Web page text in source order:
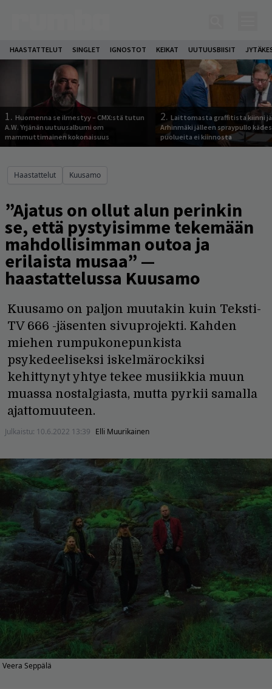
HAASTATTELUT SINGLET IGNOSTOT KEIKAT UUTUUSBIISIT
1. Huomenna se ilmestyy – CMX:stä tutun
A.W. Yrjänän uutuusalbumi om
mammuttimainen kokonaisuus
2. Laittomasta graffitista kiinni
Arhinmäki jälleen spraypullo
puolueita ei kiinnosta
Haastattelut Kuusamo
”Ajatus on ollut alun perinkin
se, että pystyisimme tekemään
mahdollisimman outoa ja
erilaista musaa” —
haastattelussa Kuusamo
Kuusamo on paljon muutakin kuin Teksti-
TV 666 -jäsenten sivuprojekti. Kahden
miehen rumpukonepunkista
psykedeeliseksi iskelmärockiksi
kehittynyt yhtye tekee musiikkia muun
muassa nostalgiasta, mutta pyrkii samalla
ajattomuuteen.
Julkaistu: 10.6.2022 13:39 Elli Muurikainen
Veera Seppälä